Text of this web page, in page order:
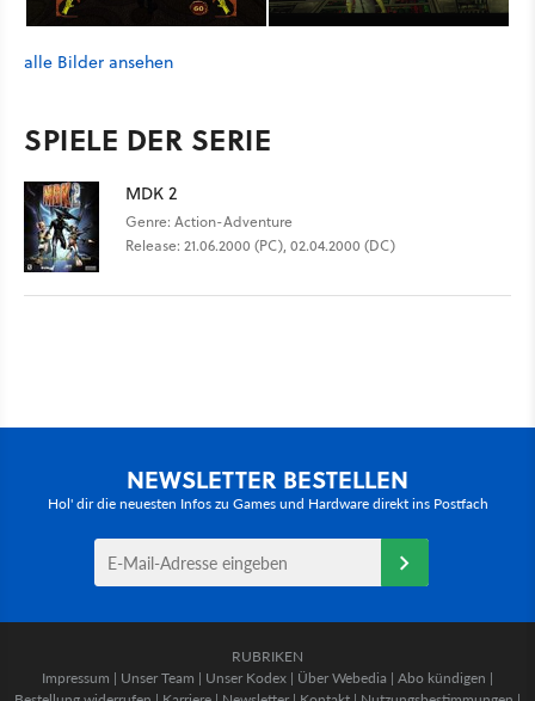
alle Bilder ansehen
SPIELE DER SERIE
MDK 2
Genre: Action-Adventure
Release: 21.06.2000 (PC), 02.04.2000 (DC)
NEWSLETTER BESTELLEN
Hol' dir die neuesten Infos zu Games und Hardware direkt ins Postfach
RUBRIKEN
Impressum | Unser Team | Unser Kodex | Über Webedia | Abo kündigen |